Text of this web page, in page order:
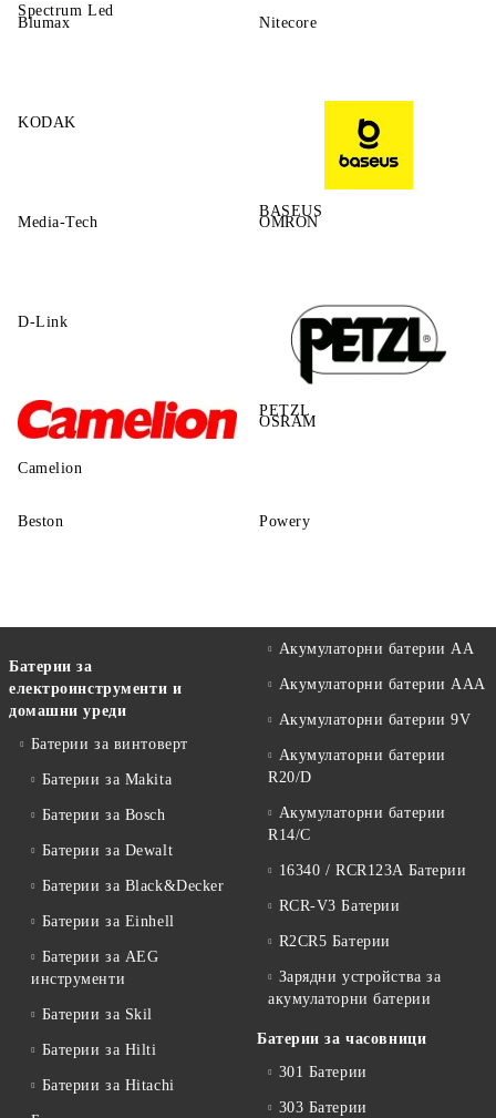
Spectrum Led
Blumax Nitecore
KODAK
BASEUS
Media-Tech OMRON
D-Link
PETZL
Camelion
OSRAM
Beston Powery
Батерии за
електроинструменти и
домашни уреди
Батерии за винтоверт
Батерии за Makita
Батерии за Bosch
Батерии за Dewalt
Батерии за Black&Decker
Батерии за Einhell
Батерии за AEG
инструменти
Батерии за Skil
Батерии за Hilti
Батерии за Hitachi
Акумулаторни батерии АА
Акумулаторни батерии AAA
Акумулаторни батерии 9V
Акумулаторни батерии
R20/D
Акумулаторни батерии
R14/C
16340 / RCR123A Батерии
RCR-V3 Батерии
R2CR5 Батерии
Зарядни устройства за
акумулаторни батерии
Батерии за часовници
301 Батерии
303 Батерии